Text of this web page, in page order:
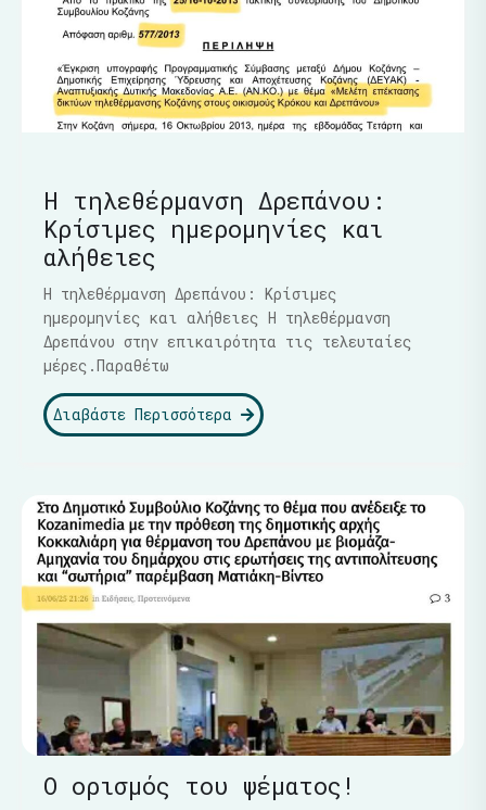
Η τηλεθέρμανση Δρεπάνου:
Κρίσιμες ημερομηνίες και
αλήθειες
Η τηλεθέρμανση Δρεπάνου: Κρίσιμες
ημερομηνίες και αλήθειες Η τηλεθέρμανση
Δρεπάνου στην επικαιρότητα τις τελευταίες
μέρες.Παραθέτω
Διαβάστε Περισσότερα
Ο ορισμός του ψέματος!